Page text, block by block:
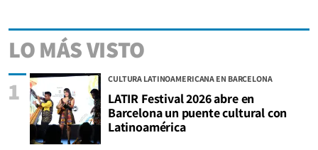
LO MÁS VISTO
CULTURA LATINOAMERICANA EN BARCELONA
LATIR Festival 2026 abre en
Barcelona un puente cultural con
Latinoamérica
1